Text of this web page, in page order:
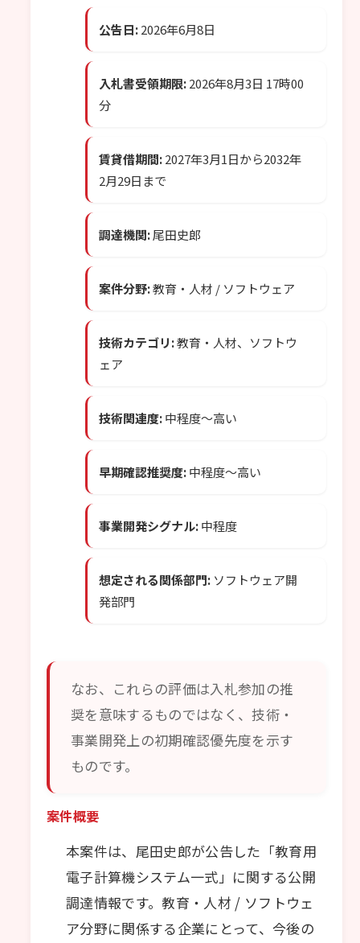
公告日:2026年6月8日
入札書受領期限:2026年8月3日 17時00
分
賃貸借期間:2027年3月1日から2032年
2月29日まで
調達機関:尾田史郎
案件分野:教育・人材 / ソフトウェア
技術カテゴリ:教育・人材、ソフトウ
ェア
技術関連度:中程度〜高い
早期確認推奨度:中程度〜高い
事業開発シグナル:中程度
想定される関係部門: ソフトウェア開
発部門
なお、これらの評価は入札参加の推
奨を意味するものではなく、技術・
事業開発上の初期確認優先度を示す
ものです。
案件概要
本案件は、尾田史郎が公告した「教育用
電子計算機システム一式」に関する公開
調達情報です。教育・人材 / ソフトウェ
ア分野に関係する企業にとって、今後の